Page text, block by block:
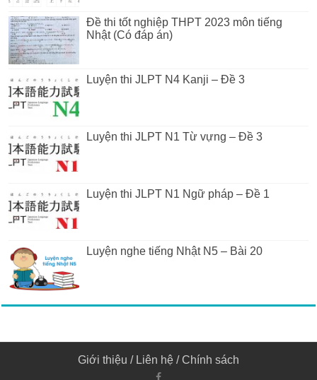
Đề thi tốt nghiệp THPT 2023 môn tiếng
Nhật (Có đáp án)
Luyện thi JLPT N4 Kanji – Đề 3
Luyện thi JLPT N1 Từ vựng – Đề 3
Luyện thi JLPT N1 Ngữ pháp – Đề 1
Luyện nghe tiếng Nhật N5 – Bài 20
Giới thiệu / Liên hệ /Chính sách